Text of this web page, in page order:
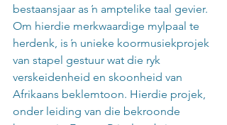
bestaansjaar as ŉ amptelike taal gevier.
Om hierdie merkwaardige mylpaal te
herdenk, is ŉ unieke koormusiekprojek
van stapel gestuur wat die ryk
verskeidenheid en skoonheid van
Afrikaans beklemtoon. Hierdie projek,
onder leiding van die bekroonde